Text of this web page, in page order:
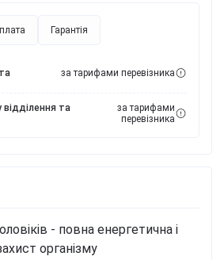
Гарантія
за тарифами перевізника
та
за тарифами
перевізника
- повна енергетична і
організму